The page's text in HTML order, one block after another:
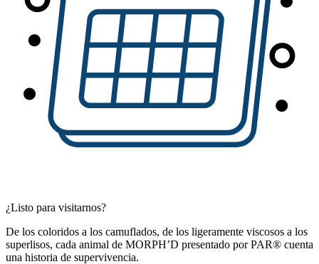
¿Listo para visitarnos?
De los coloridos a los camuflados, de los ligeramente viscosos a los
superlisos, cada animal de MORPH’D presentado por PAR® cuenta
una historia de supervivencia.